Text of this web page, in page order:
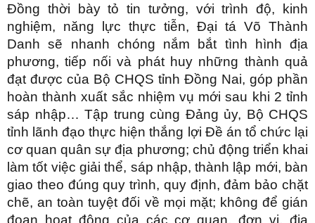
Đồng thời bày tỏ tin tưởng, với trình độ, kinh
nghiệm, năng lực thực tiễn, Đại tá Võ Thành
Danh sẽ nhanh chóng nắm bắt tình hình địa
phương, tiếp nối và phát huy những thành quả
đạt được của Bộ CHQS tỉnh Đồng Nai, góp phần
hoàn thành xuất sắc nhiệm vụ mới sau khi 2 tỉnh
sáp nhập… Tập trung cùng Đảng ủy, Bộ CHQS
tỉnh lãnh đạo thực hiện thắng lợi Đề án tổ chức lại
cơ quan quân sự địa phương; chủ động triển khai
làm tốt việc giải thể, sáp nhập, thành lập mới, bàn
giao theo đúng quy trình, quy định, đảm bảo chặt
chẽ, an toàn tuyệt đối về mọi mặt; không để gián
đoạn hoạt động của các cơ quan, đơn vị, địa